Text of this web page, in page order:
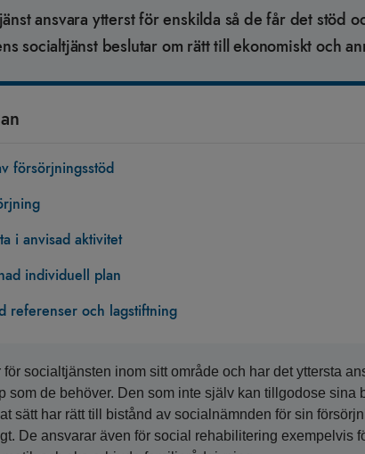
ansvara ytterst för enskilda så de får det stöd
socialtjänst beslutar om rätt till ekonomiskt och
försörjningsstöd
i anvisad aktivitet
individuell plan
referenser och lagstiftning
socialtjänsten inom sitt område och har det yttersta
som de behöver. Den som inte själv kan tillgodose sina
sätt har rätt till bistånd av socialnämnden för sin
De ansvarar även för social rehabilitering exempelvis